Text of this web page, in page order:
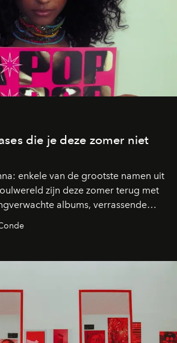
die je deze zomer niet
enkele van de grootste namen uit
zijn deze zomer terug met
albums, verrassende
nieuwe projecten: dit zijn
mag missen.